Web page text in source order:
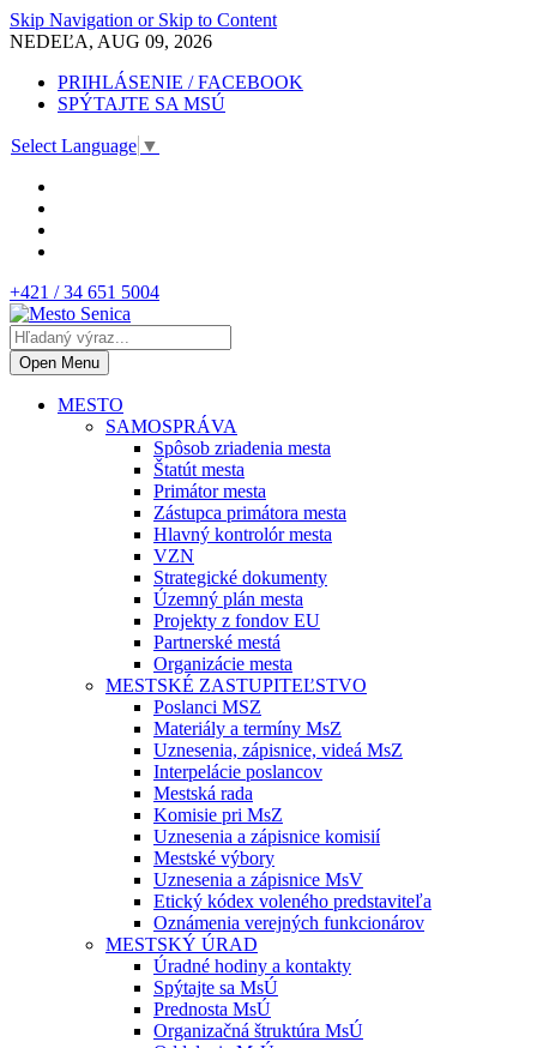
Skip Navigation or Skip to Content
NEDEĽA, AUG 09, 2026
PRIHLÁSENIE / FACEBOOK
SPÝTAJTE SA MSÚ
Select Language ▼
+421 / 34 651 5004
Open Menu
MESTO
SAMOSPRÁVA
Spôsob zriadenia mesta
Štatút mesta
Primátor mesta
Zástupca primátora mesta
Hlavný kontrolór mesta
VZN
Strategické dokumenty
Územný plán mesta
Projekty z fondov EU
Partnerské mestá
Organizácie mesta
MESTSKÉ ZASTUPITEĽSTVO
Poslanci MSZ
Materiály a termíny MsZ
Uznesenia, zápisnice, videá MsZ
Interpelácie poslancov
Mestská rada
Komisie pri MsZ
Uznesenia a zápisnice komisií
Mestské výbory
Uznesenia a zápisnice MsV
Etický kódex voleného predstaviteľa
Oznámenia verejných funkcionárov
MESTSKÝ ÚRAD
Úradné hodiny a kontakty
Spýtajte sa MsÚ
Prednosta MsÚ
Organizačná štruktúra MsÚ